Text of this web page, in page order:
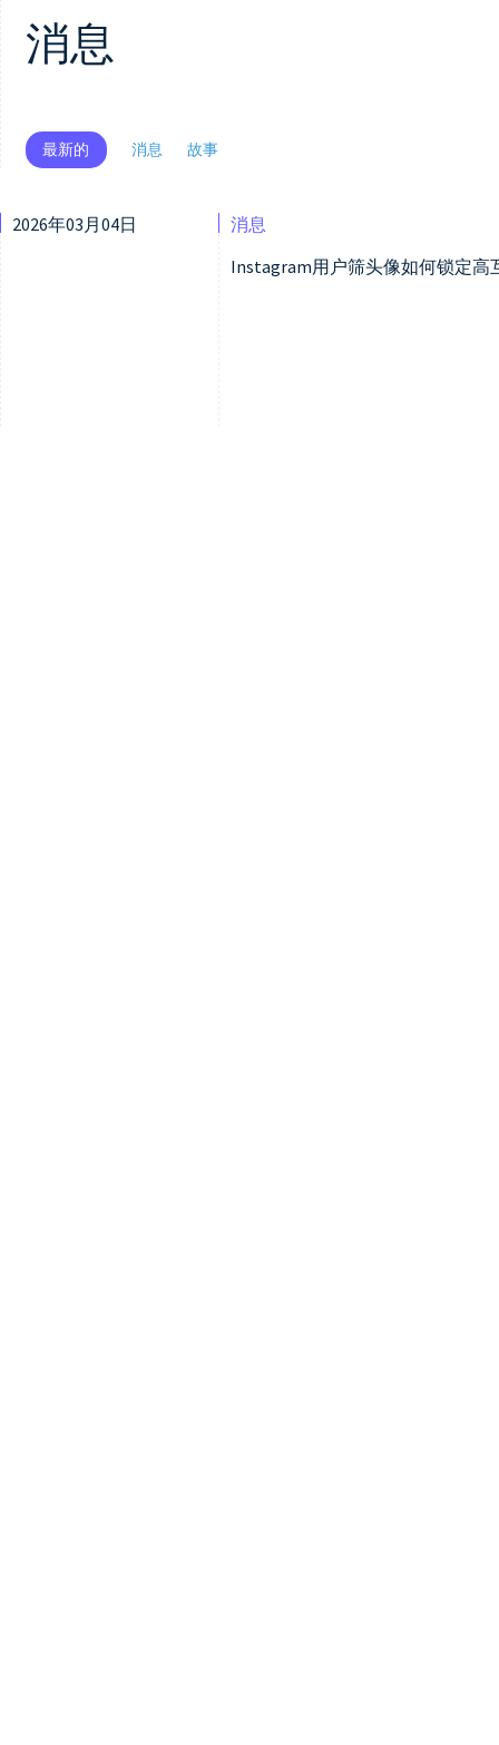
消息
最新的 消息 故事
2026年03月04日
消息
Instagram用户筛头像如何锁定高